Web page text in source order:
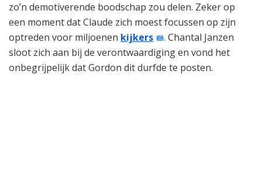
zo’n demotiverende boodschap zou delen. Zeker op
een moment dat Claude zich moest focussen op zijn
optreden voor miljoenen kijkers
. Chantal Janzen
sloot zich aan bij de verontwaardiging en vond het
onbegrijpelijk dat Gordon dit durfde te posten.